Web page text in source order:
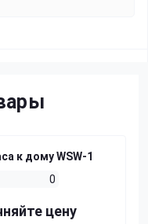
к дому WSW-1
0
цену